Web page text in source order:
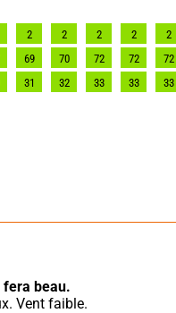
2 2 2 2 2
69 70 72 72 72
31 32 33 33 33
fera beau.
Vent faible.